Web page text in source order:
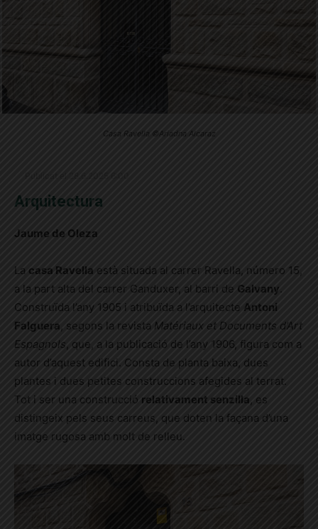
Casa Ravella ©Ariadna Alcaraz
Arquitectura
Jaume de Oleza
La casa Ravella està situada al carrer Ravella, número 15,
a la part alta del carrer Ganduxer, al barri de Galvany.
Construïda l’any 1905 i atribuïda a l’arquitecte Antoni
Falguera , segons la revista Matériaux et Documents d’Art
Espagnols, que, a la publicació de l’any 1906, figura com a
autor d’aquest edifici. Consta de planta baixa, dues
plantes i dues petites construccions afegides al terrat.
Tot i ser una construcció relativament senzilla , es
distingeix pels seus carreus, que doten la façana d’una
imatge rugosa amb molt de relleu.